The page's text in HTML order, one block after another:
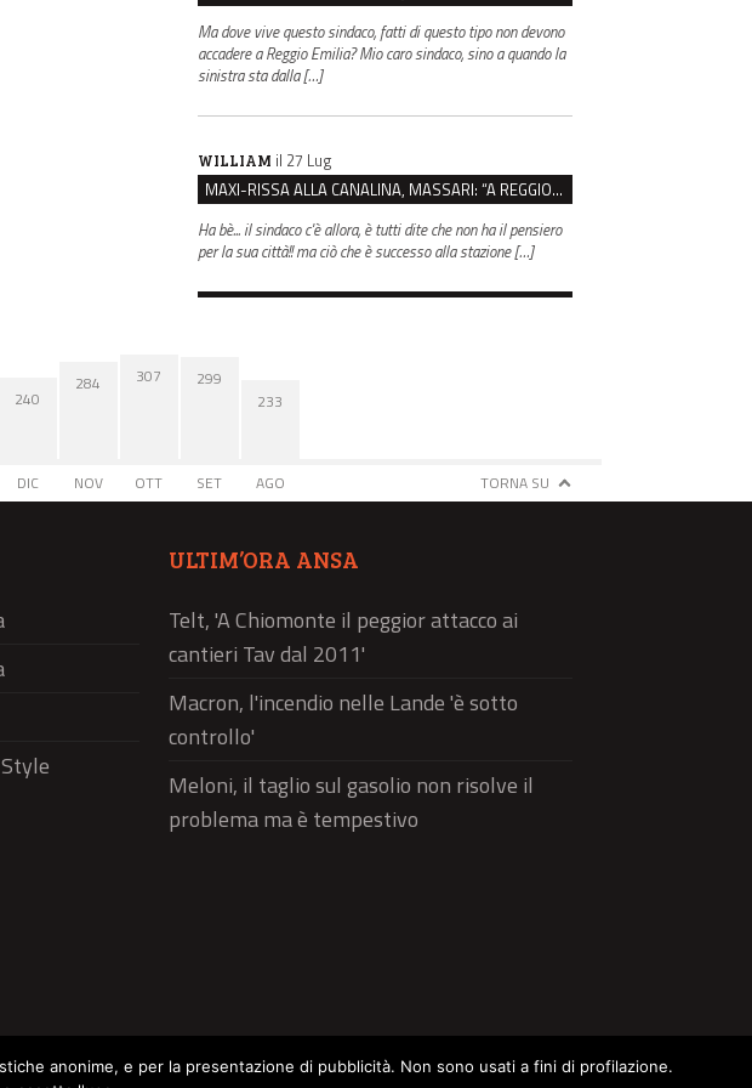
Ma dove vive questo sindaco, fatti di questo tipo non devono
accadere a Reggio Emilia? Mio caro sindaco, sino a quando la
sinistra sta dalla […]
WILLIAM il 27 Lug
MAXI-RISSA ALLA CANALINA, MASSARI: “A REGGIO FATTI COSÌ GRAVI NON DEVONO TROVARE SPAZIO”
Ha bè... il sindaco c'è allora, è tutti dite che non ha il pensiero
per la sua città!! ma ciò che è successo alla stazione […]
240
DIC
284
NOV
307
OTT
299
SET
233
AGO TORNA SU
ULTIM’ORA ANSA
Telt, 'A Chiomonte il peggior attacco ai
cantieri Tav dal 2011'
Macron, l'incendio nelle Lande 'è sotto
controllo'
Meloni, il taglio sul gasolio non risolve il
problema ma è tempestivo
anonime, e per la presentazione di pubblicità. Non sono usati a fini di profilazione.